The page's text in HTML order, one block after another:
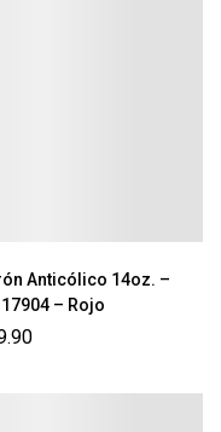
Anticólico 14oz. –
– Rojo